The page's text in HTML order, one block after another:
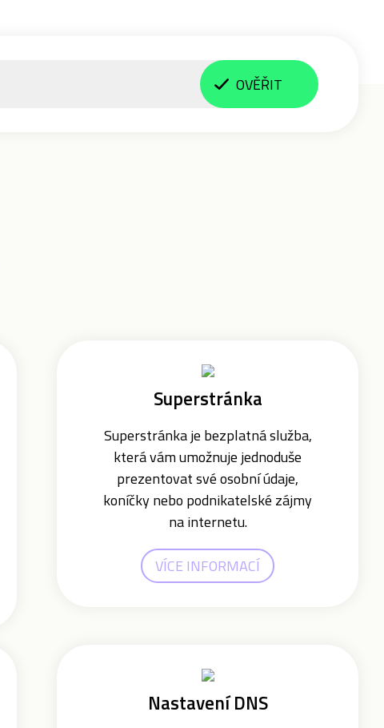
OVĚŘIT
Superstránka
Superstránka je bezplatná služba,
která vám umožnuje jednoduše
prezentovat své osobní údaje,
koníčky nebo podnikatelské zájmy
na internetu.
VÍCE INFORMACÍ
Nastavení DNS